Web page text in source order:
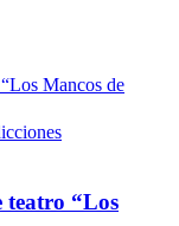
teatro “Los